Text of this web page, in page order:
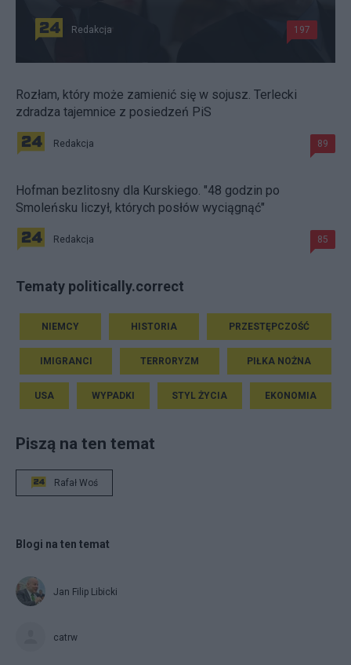
Redakcja 197
Rozłam, który może zamienić się w sojusz. Terlecki
zdradza tajemnice z posiedzeń PiS
Redakcja 89
Hofman bezlitosny dla Kurskiego. "48 godzin po
Smoleńsku liczył, których posłów wyciągnąć"
Redakcja 85
Tematy politically.correct
NIEMCY HISTORIA PRZESTĘPCZOŚĆ
IMIGRANCI TERRORYZM PIŁKA NOŻNA
USA WYPADKI STYL ŻYCIA EKONOMIA
Piszą na ten temat
Rafał Woś
Blogi na ten temat
Jan Filip Libicki
catrw